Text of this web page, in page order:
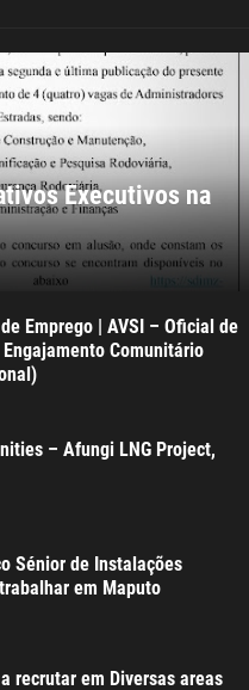
Executivos na
Emprego | AVSI – Oficial de
Comunitário
– Afungi LNG Project,
Sénior de Instalações
em Maputo
recrutar em Diversas areas